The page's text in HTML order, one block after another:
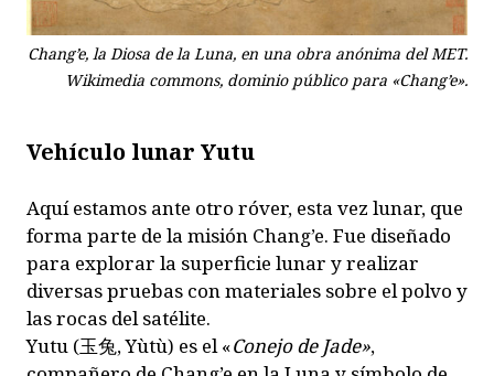
Chang’e, la Diosa de la Luna, en una obra anónima del MET.
Wikimedia commons, dominio público para «Chang’e».
Vehículo lunar Yutu
Aquí estamos ante otro róver, esta vez lunar, que
forma parte de la misión Chang’e. Fue diseñado
para explorar la superficie lunar y realizar
diversas pruebas con materiales sobre el polvo y
las rocas del satélite.
Yutu (玉兔, Yùtù) es el «Conejo de Jade»,